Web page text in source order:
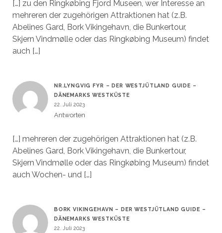
[…] zu den Ringkøbing Fjord Museen, wer Interesse an
mehreren der zugehörigen Attraktionen hat (z.B.
Abelines Gard, Bork Vikingehavn, die Bunkertour,
Skjern Vindmølle oder das Ringkøbing Museum) findet
auch […]
NR.LYNGVIG FYR – DER WESTJÜTLAND GUIDE –
DÄNEMARKS WESTKÜSTE
22. Juli 2023
Antworten
[…] mehreren der zugehörigen Attraktionen hat (z.B.
Abelines Gard, Bork Vikingehavn, die Bunkertour,
Skjern Vindmølle oder das Ringkøbing Museum) findet
auch Wochen- und […]
BORK VIKINGEHAVN – DER WESTJÜTLAND GUIDE –
DÄNEMARKS WESTKÜSTE
22. Juli 2023